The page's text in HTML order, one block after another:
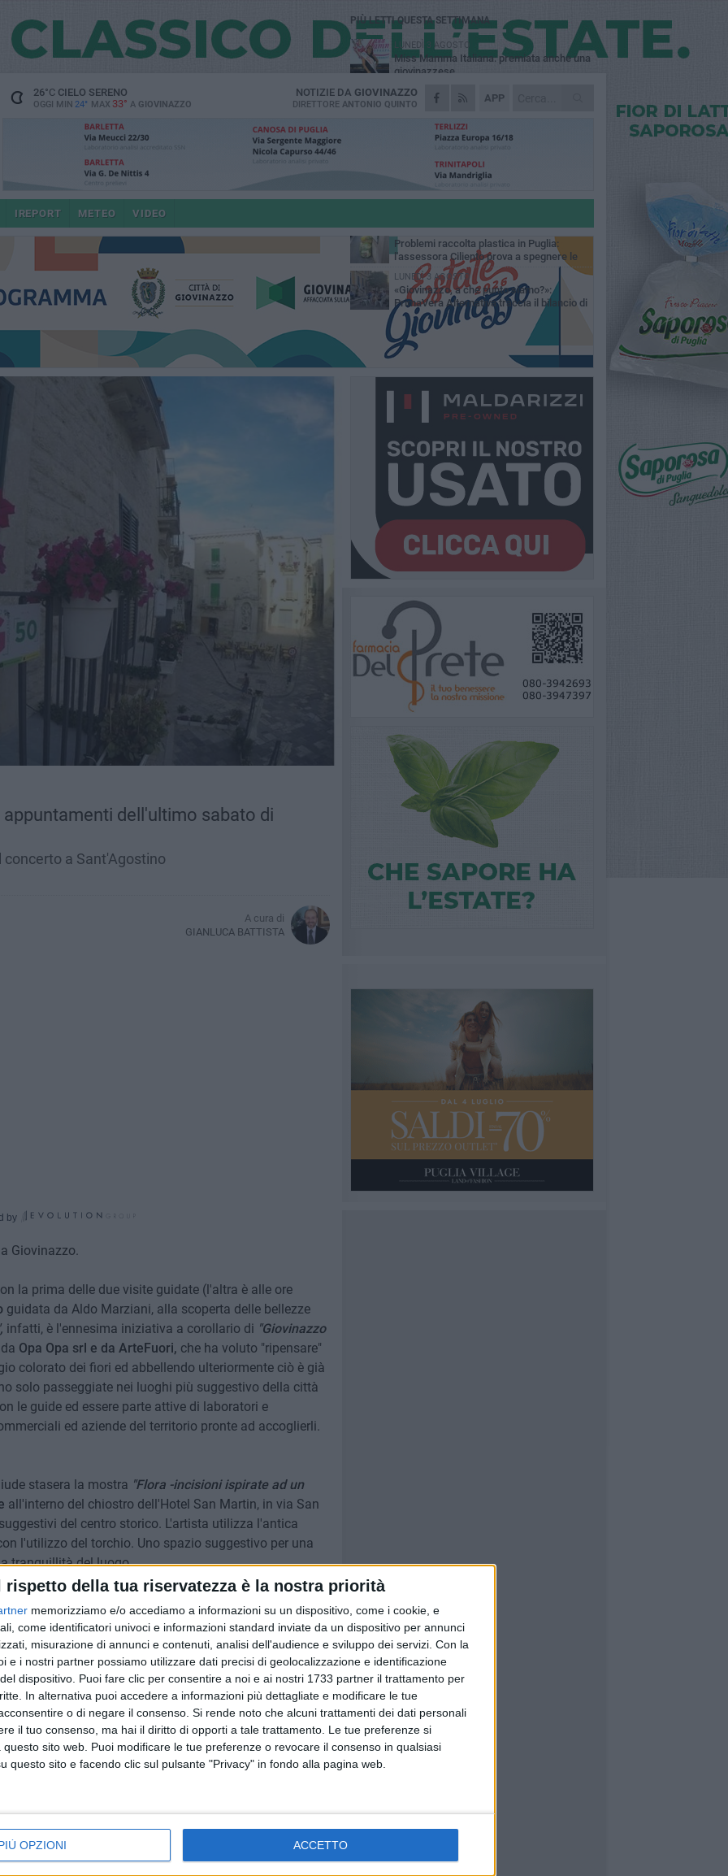
rispetto della tua riservatezza è la nostra priorità
memorizziamo e/o accediamo a informazioni su un dispositivo, come i cookie, e
come identificatori univoci e informazioni standard inviate da un dispositivo per annunci
misurazione di annunci e contenuti, analisi dell'audience e sviluppo dei servizi. Con la
e i nostri partner possiamo utilizzare dati precisi di geolocalizzazione e identificazione
dispositivo. Puoi fare clic per consentire a noi e ai nostri 1733 partner il trattamento per
In alternativa puoi accedere a informazioni più dettagliate e modificare le tue
o di negare il consenso. Si rende noto che alcuni trattamenti dei dati personali
il tuo consenso, ma hai il diritto di opporti a tale trattamento. Le tue preferenze si
sito web. Puoi modificare le tue preferenze o revocare il consenso in qualsiasi
questo sito e facendo clic sul pulsante "Privacy" in fondo alla pagina web.
OPZIONI ACCETTO
26°CCIELO SERENO
OGGI MIN 24° MAX 33° A GIOVINAZZO
APP
NOTIZIE DA GIOVINAZZO
DIRETTORE ANTONIO QUINTO
IREPORT METEO VIDEO
dell'ultimo sabato di
concerto a Sant'Agostino
A cura di
GIANLUCA BATTISTA
by
Giovinazzo.
la prima delle due visite guidate (l'altra è alle ore
guidata da Aldo Marziani, alla scoperta delle bellezze
infatti, è l'ennesima iniziativa a corollario di "Giovinazzo
Opa Opa srl e da ArteFuori, che ha voluto "ripensare"
colorato dei fiori ed abbellendo ulteriormente ciò è già
solo passeggiate nei luoghi più suggestivo della città
le guide ed essere parte attive di laboratori e
ed aziende del territorio pronte ad accoglierli.
stasera la mostra "Flora -incisioni ispirate ad un
all'interno del chiostro dell'Hotel San Martin, in via San
del centro storico. L'artista utilizza l'antica
l'utilizzo del torchio. Uno spazio suggestivo per una
tranquillità del luogo.
di Sant'Agostino, sita nell'omonima piazza, il
Bandistici giovinazzesi
diretti dal
Maestro
per ilSacro Cuore di Gesù, che culmineranno
per le strade della città.
Miliare, l'atteso conferimento della cittadinanza
Inizio della cerimonia prevista per le 19.00.
PIÙ LETTI QUESTA SETTIMANA
LUNEDÌ 3 AGOSTO
Miss Mamma Italiana: premiata anche una
giovinazzese
MARTEDÌ 4 AGOSTO
Liquidi oleosi sul litorale di Giovinazzo,
VENERDÌ 7 AGOSTO
Lavori sul litorale, gli aggiornamenti del
MERCOLEDÌ 5 AGOSTO
Problemi raccolta plastica in Puglia:
l'assessora Ciliento prova a spegnere le
polemiche
LUNEDÌ 3 AGOSTO
«Giovinazzo, a che punto siamo?»:
PrimaVera Alternativa traccia il bilancio di
4 anni di Sollecito